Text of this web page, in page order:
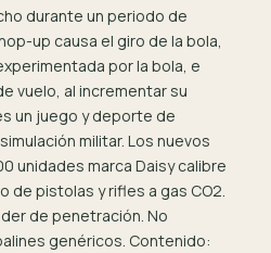
durante un periodo de
up causa el giro de la bola,
por la bola, e
vuelo, al incrementar su
un juego y deporte de
militar. Los nuevos
unidades marca Daisy calibre
de pistolas y rifles a gas CO2.
de penetración. No
genéricos. Contenido: